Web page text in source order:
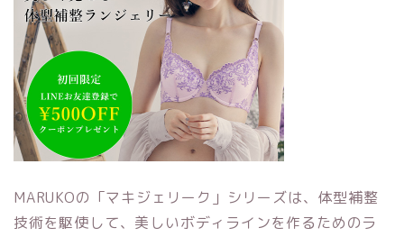
MARUKOの「マキジェリーク」シリーズは、体型補整
技術を駆使して、美しいボディラインを作るためのラ